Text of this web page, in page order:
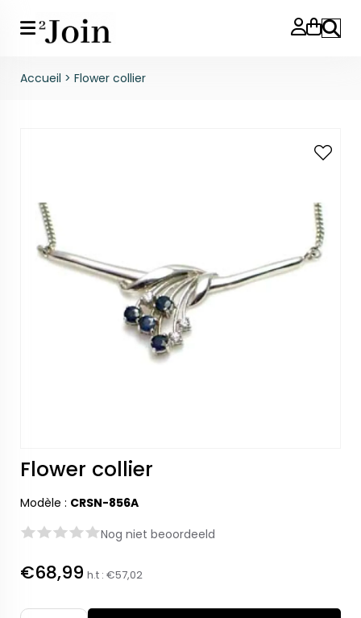
Accueil > Flower collier
Flower collier
Modèle : CRSN-856A
Nog niet beoordeeld
€68,99 h.t : €57,02